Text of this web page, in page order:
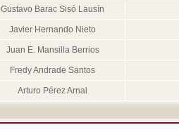
Gustavo Barac Sisó Lausín
Javier Hernando Nieto
Juan E. Mansilla Berrios
Fredy Andrade Santos
Arturo Pérez Arnal